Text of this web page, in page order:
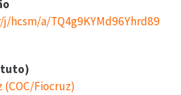
hcsm/a/
(COC/Fiocruz)